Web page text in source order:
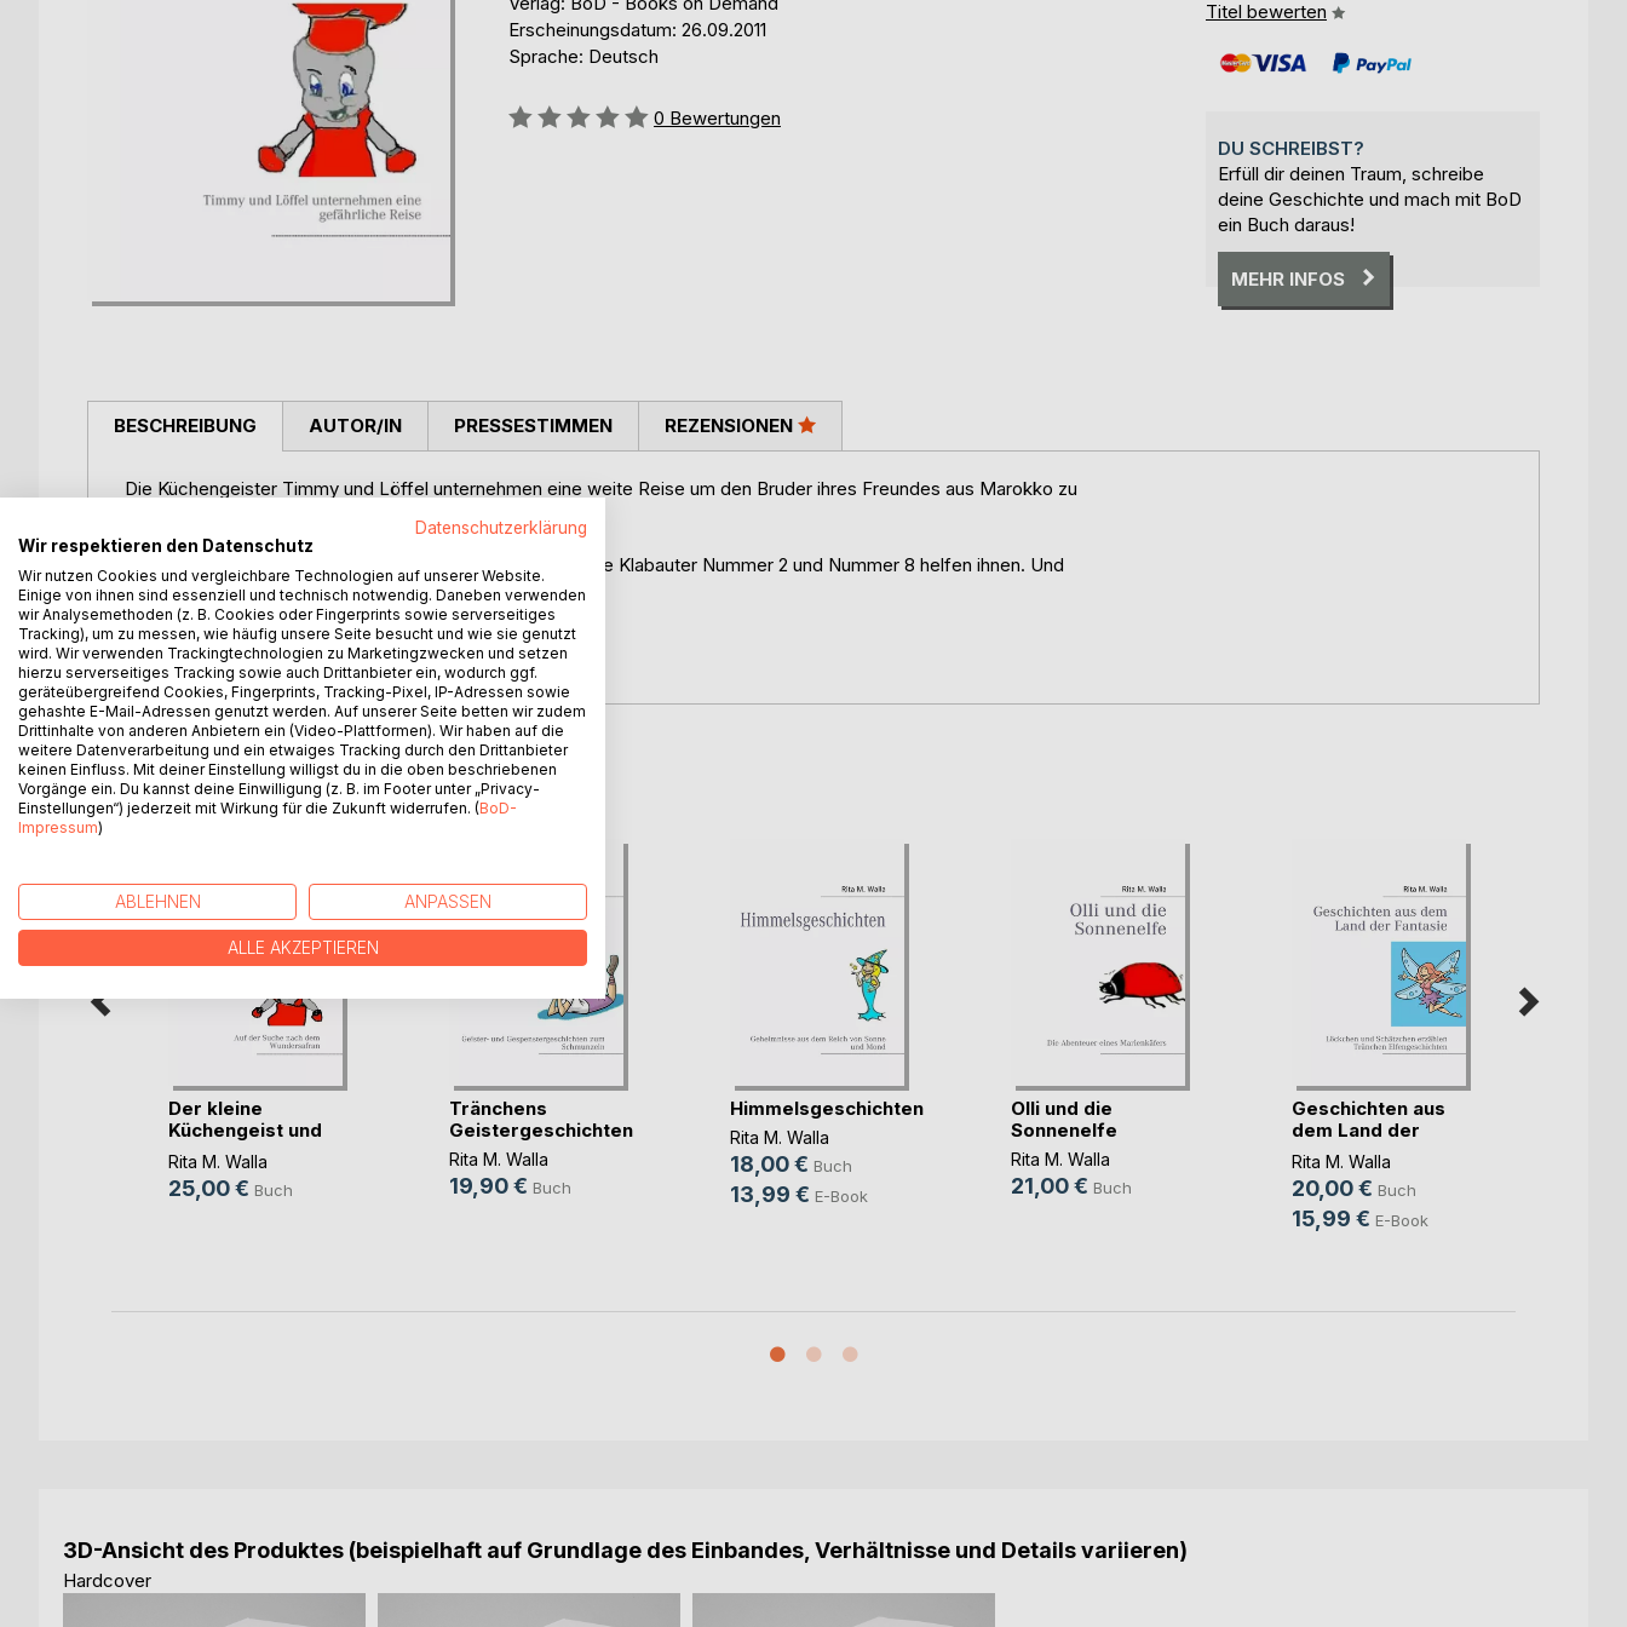
Erscheinungsdatum: 26.09.2011
Sprache: Deutsch
Bewertung::
0 Bewertungen
Titel bewerten
DU SCHREIBST?
Erfüll dir deinen Traum, schreibe
deine Geschichte und mach mit BoD
ein Buch daraus!
MEHR INFOS
BESCHREIBUNG
Die Küchengeister Timmy und Löffel unternehmen eine weite Reise um den Bruder ihres Freundes aus Marokko zu
Unterwegs geraten sie in gefährliche Situationen - aber die Klabauter Nummer 2 und Nummer 8 helfen ihnen. Und
sogar Neptun, der Herr der Meere persönlich, greift ein.
Viel Spaß und spannende Unterhaltung.
AUTOR/IN PRESSESTIMMEN REZENSIONEN
WEITERE TITEL BEIBoD
Der kleine
Küchengeist und
seine F(...)
Rita M. Walla
25,00 € Buch
Tränchens
Geistergeschichten
Rita M. Walla
19,90 € Buch
Himmelsgeschichten
Rita M. Walla
18,00 € Buch
13,99 € E-Book
Olli und die
Sonnenelfe
Rita M. Walla
21,00 € Buch
Geschichten aus
dem Land der
Fantasie
Rita M. Walla
20,00 € Buch
15,99 € E-Book
3D-Ansicht des Produktes (beispielhaft auf Grundlage des Einbandes, Verhältnisse und Details variieren)
Hardcover
Datenschutzerklärung
Wir respektieren den Datenschutz
Wir nutzen Cookies und vergleichbare Technologien auf unserer Website.
Einige von ihnen sind essenziell und technisch notwendig. Daneben verwenden
wir Analysemethoden (z. B. Cookies oder Fingerprints sowie serverseitiges
Tracking), um zu messen, wie häufig unsere Seite besucht und wie sie genutzt
wird. Wir verwenden Trackingtechnologien zu Marketingzwecken und setzen
hierzu serverseitiges Tracking sowie auch Drittanbieter ein, wodurch ggf.
geräteübergreifend Cookies, Fingerprints, Tracking-Pixel, IP-Adressen sowie
gehashte E-Mail-Adressen genutzt werden. Auf unserer Seite betten wir zudem
Drittinhalte von anderen Anbietern ein (Video-Plattformen). Wir haben auf die
weitere Datenverarbeitung und ein etwaiges Tracking durch den Drittanbieter
keinen Einfluss. Mit deiner Einstellung willigst du in die oben beschriebenen
Vorgänge ein. Du kannst deine Einwilligung (z. B. im Footer unter „Privacy-
Einstellungen“) jederzeit mit Wirkung für die Zukunft widerrufen. (BoD-
Impressum)
ABLEHNEN ANPASSEN
ALLE AKZEPTIEREN